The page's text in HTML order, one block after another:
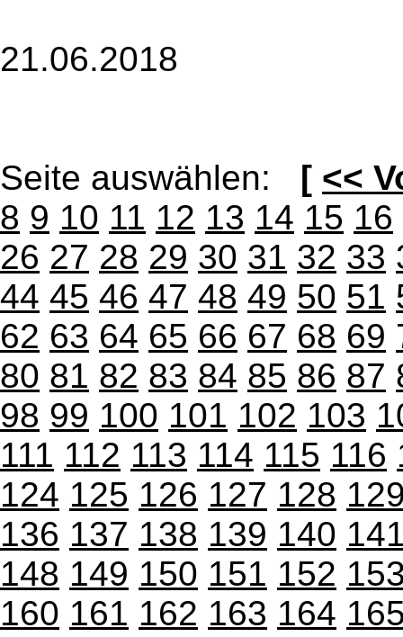
21.06.2018
Seite auswählen: [ <<
8 9 10 11 12 13 14 15 16
26 27 28 29 30 31 32 33
44 45 46 47 48 49 50 51
62 63 64 65 66 67 68 69
80 81 82 83 84 85 86 87
98 99 100 101 102 103
111 112 113 114 115 116
124 125 126 127 128
136 137 138 139 140
148 149 150 151 152
160 161 162 163 164